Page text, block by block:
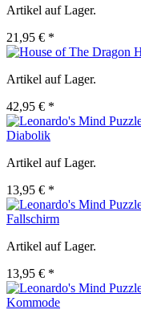
Artikel auf Lager.
21,95 € *
Artikel auf Lager.
42,95 € *
Diabolik
Artikel auf Lager.
13,95 € *
Fallschirm
Artikel auf Lager.
13,95 € *
Kommode